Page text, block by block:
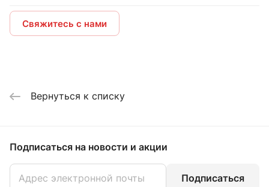
Свяжитесь с нами
Вернуться к списку
Подписаться на новости и акции
Подписаться